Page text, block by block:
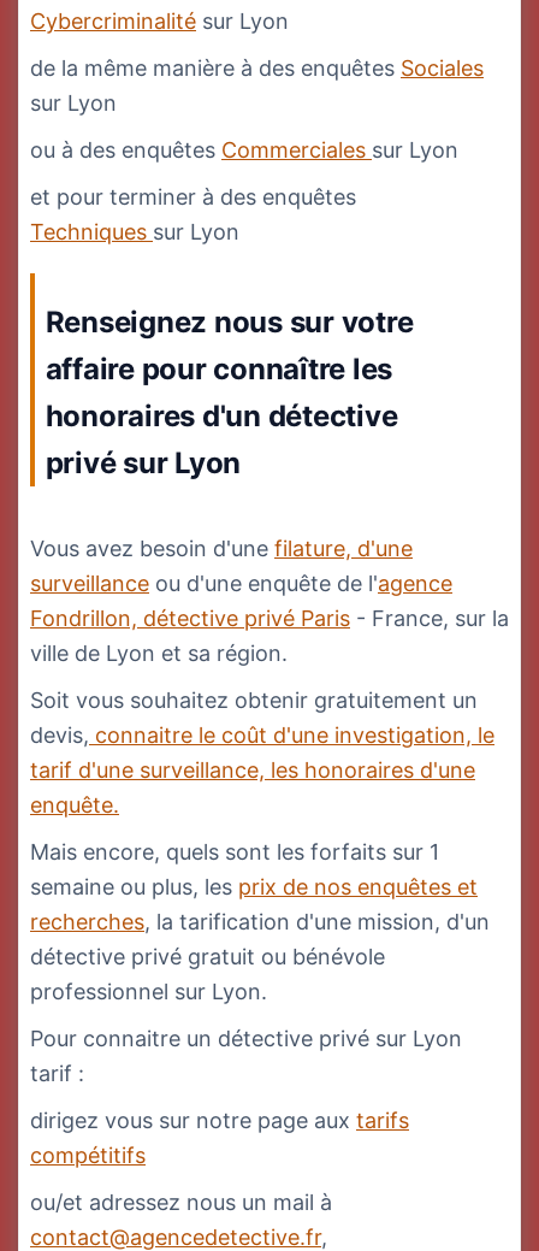
Cybercriminalité sur Lyon
de la même manière à des enquêtes Sociales
sur Lyon
ou à des enquêtes Commerciales sur Lyon
et pour terminer à des enquêtes
Techniques sur Lyon
Renseignez nous sur votre
affaire pour connaître les
honoraires d'un détective
privé sur Lyon
Vous avez besoin d'une filature, d'une
surveillance ou d'une enquête de l'agence
Fondrillon, détective privé Paris - France, sur la
ville de Lyon et sa région.
Soit vous souhaitez obtenir gratuitement un
devis, connaitre le coût d'une investigation, le
tarif d'une surveillance, les honoraires d'une
enquête.
Mais encore, quels sont les forfaits sur 1
semaine ou plus, les prix de nos enquêtes et
recherches, la tarification d'une mission, d'un
détective privé gratuit ou bénévole
professionnel sur Lyon.
Pour connaitre un détective privé sur Lyon
tarif :
dirigez vous sur notre page aux tarifs
compétitifs
ou/et adressez nous un mail à
contact@agencedetective.fr,